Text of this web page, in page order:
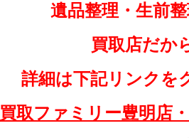
遺品整理・生前
買取店だか
詳細は下記リンクを
買取ファミリー豊明店